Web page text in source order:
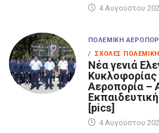
4 Αυγούστου
ΠΟΛΕΜΙΚΉ
/ ΣΧΟΛΈΣ
Νέα γενιά
Κυκλοφορίας
Αεροπορία –
[pics]
4 Αυγούστου